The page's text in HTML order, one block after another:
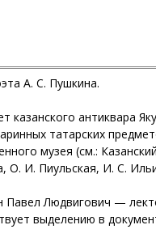
А. С. Пушкина.
казанского антиквара
татарских
музея (см.:
О. И. Пиульская, И. С.
Павел Людвигович —
выделению в